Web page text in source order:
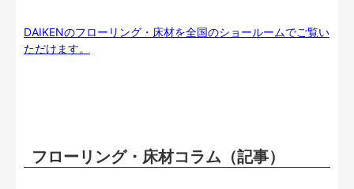
DAIKENのフローリング・床材を全国のショールームでご覧い
ただけます。
フローリング・床材コラム（記事）